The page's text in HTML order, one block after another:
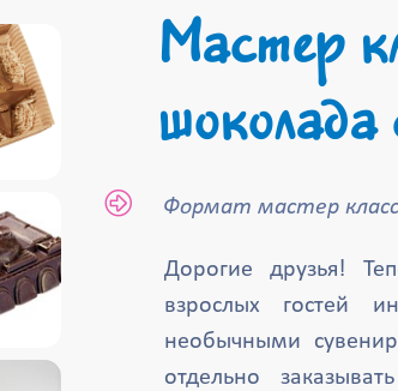
Мастер
Формат мастер
Дорогие друзья!
взрослых гостей
необычными
отдельно